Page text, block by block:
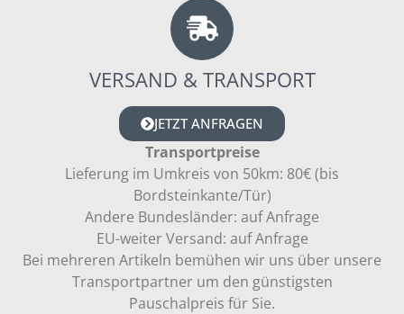
VERSAND & TRANSPORT
JETZT ANFRAGEN
Transportpreise
Lieferung im Umkreis von 50km: 80€ (bis
Bordsteinkante/Tür)
Andere Bundesländer: auf Anfrage
EU-weiter Versand: auf Anfrage
Bei mehreren Artikeln bemühen wir uns über unsere
Transportpartner um den günstigsten
Pauschalpreis für Sie.